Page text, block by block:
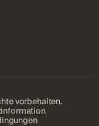
vorbehalten.